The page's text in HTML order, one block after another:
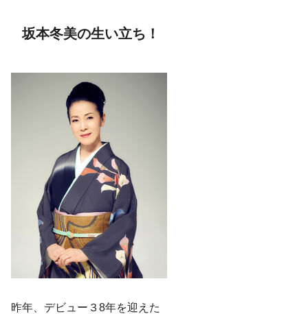
坂本冬美の生い立ち！
昨年、デビュー３8年を迎えた